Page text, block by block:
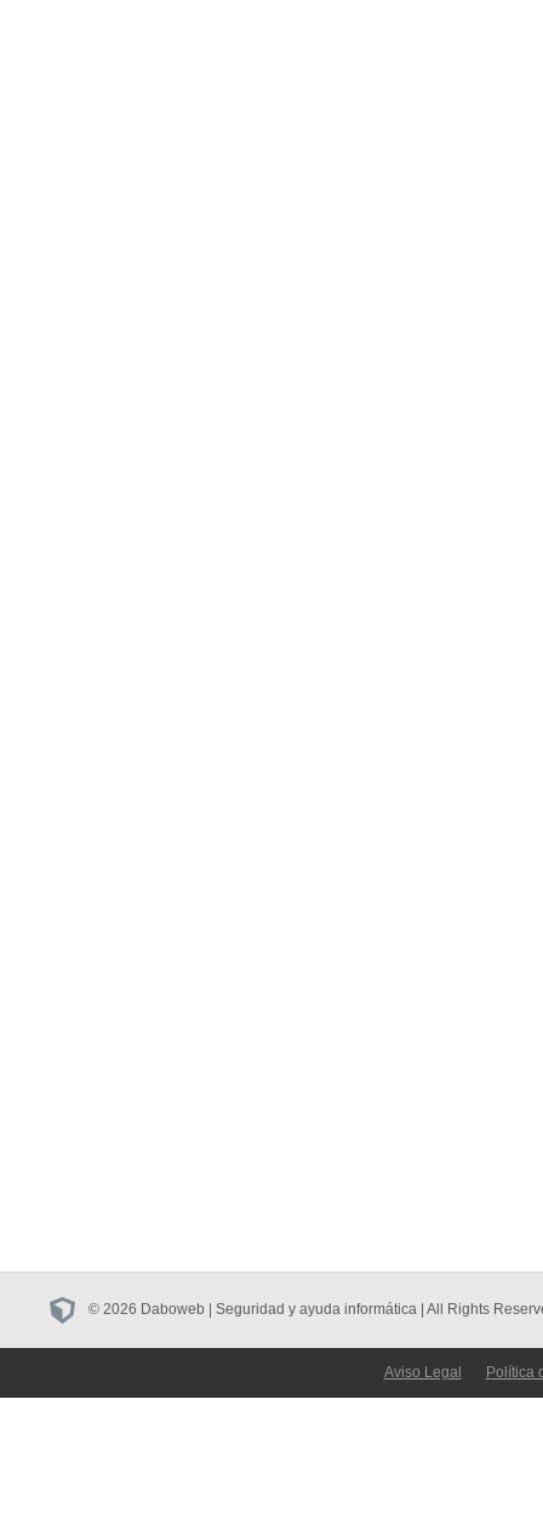
© 2026 Daboweb | Seguridad y ayuda informática | All Rights
Aviso Legal Política